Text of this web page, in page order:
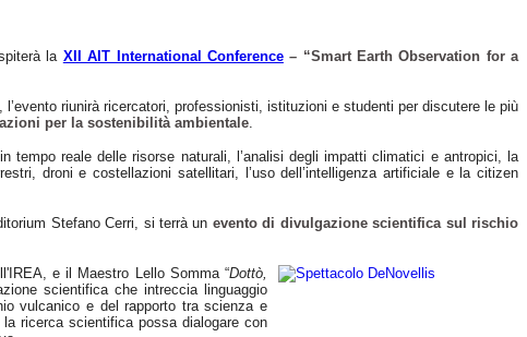
la XII AIT International Conference– “Smart Earth Observation for a
, l’evento riunirà ricercatori, professionisti, istituzioni e studenti per discutere le più
per la sostenibilità ambientale
tempo reale delle risorse naturali, l’analisi degli impatti climatici e antropici, la
droni e costellazioni satellitari, l’uso dell’intelligenza artificiale e la citizen
Stefano Cerri, si terrà un evento di divulgazione scientifica sul rischio
e il Maestro Lello Somma “Dottò,
scientifica che intreccia linguaggio
vulcanico e del rapporto tra scienza e
la ricerca scientifica possa dialogare con